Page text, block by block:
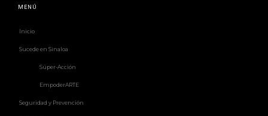
MENÚ
Inicio
Sucede en Sinaloa
Súper-Acción
EmpoderARTE
Seguridad y Prevención